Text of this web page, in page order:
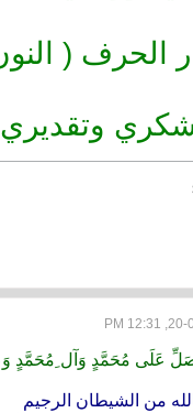
الحرف (
20-06-
صَلِّ عَلَى مُحَمَّدٍ وَآل ِمُحَمَّدٍ
من الشيطان الرجيم